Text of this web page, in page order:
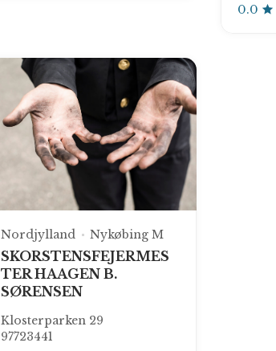
0.0
Nordjylland Nykøbing M
SKORSTENSFEJERMES
TER HAAGEN B.
SØRENSEN
Klosterparken 29
97723441